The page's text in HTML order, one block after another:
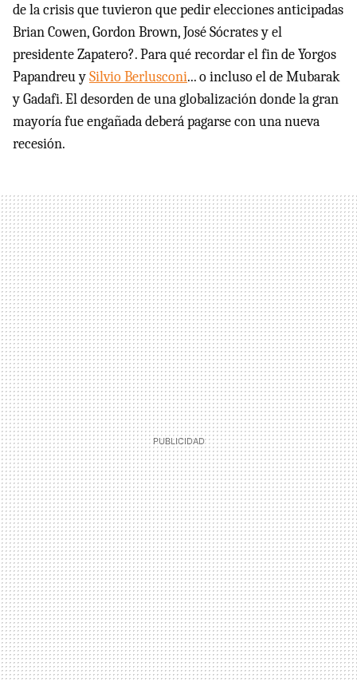
de la crisis que tuvieron que pedir elecciones anticipadas
Brian Cowen, Gordon Brown, José Sócrates y el
presidente Zapatero?. Para qué recordar el fin de Yorgos
Papandreu ySilvio Berlusconi... o incluso el de Mubarak
y Gadafi. El desorden de una globalización donde la gran
mayoría fue engañada deberá pagarse con una nueva
recesión.